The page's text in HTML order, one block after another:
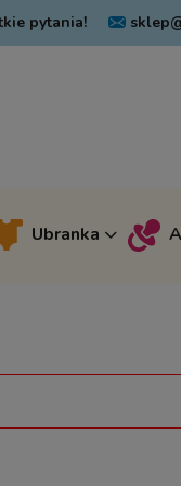
pytania!
Ubranka